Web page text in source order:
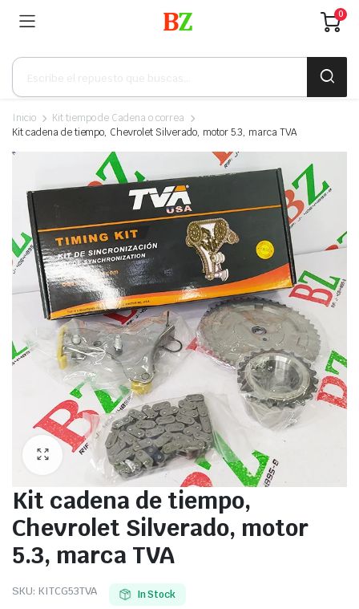
0
Búsqueda
productos
Inicio
Kit tiempo de Cadena o correa
Kit cadena de tiempo, Chevrolet Silverado, motor 5.3, marca TVA
Kit cadena de tiempo,
Chevrolet Silverado, motor
5.3, marca TVA
SKU: KITCG53TVA In Stock